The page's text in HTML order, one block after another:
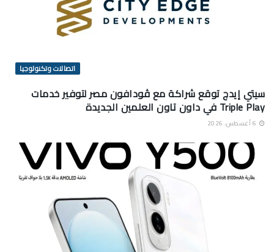
اتصالات وتكنولوجيا
سيتي إيدج توقع شراكة مع ڤودافون مصر لتوفير خدمات
Triple Play في داون تاون العلمين الجديدة